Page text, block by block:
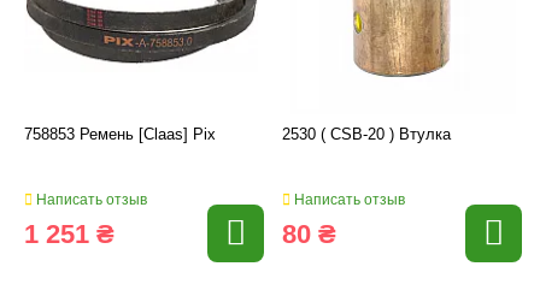
758853 Ремень [Claas] Pix
Написать отзыв
1 251 ₴
2530 ( CSB-20 ) Втулка
Написать отзыв
80 ₴